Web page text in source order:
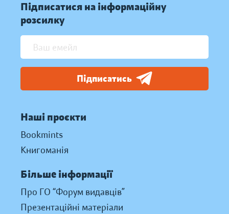
Підписатися на інформаційну
розсилку
Підписатись
Наші проєкти
Bookmints
Книгоманія
Більше інформації
Про ГО “Форум видавців”
Презентаційні матеріали